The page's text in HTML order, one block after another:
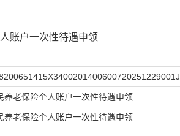
账户一次性待遇申领
养老保险个人账户一次性待遇申领
养老保险个人账户一次性待遇申领